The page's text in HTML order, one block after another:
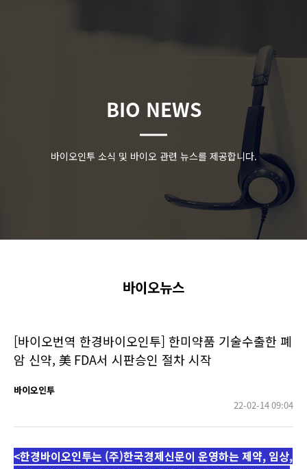
BIO NEWS
바이오인투 소식 및 바이오 관련 뉴스를 제공합니다.
바이오뉴스
[바이오번역 한경바이오인투] 한미약품 기술수출한 폐
암 신약, 美 FDA서 시판승인 절차 시작
바이오인투
22-02-14 09:04
<한경바이오인투는 (주)한국경제신문이 운영하는 제약, 임상,